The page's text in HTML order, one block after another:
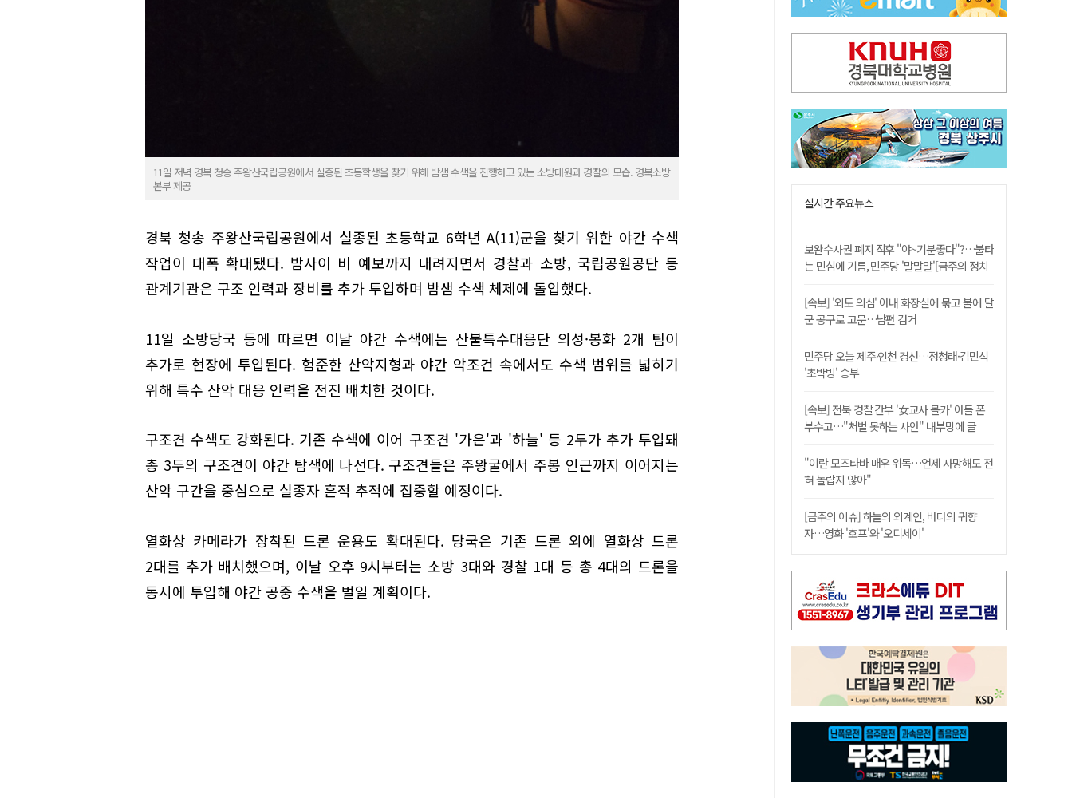
11일 저녁 경북 청송 주왕산국립공원에서 실종된 초등학생을 찾기 위해 밤샘 수색을 진행하고 있는 소방대원과 경찰의 모습. 경북소방
본부 제공
경북 청송 주왕산국립공원에서 실종된 초등학교 6학년 A(11)군을 찾기 위한 야간 수색
작업이 대폭 확대됐다. 밤사이 비 예보까지 내려지면서 경찰과 소방, 국립공원공단 등
관계기관은 구조 인력과 장비를 추가 투입하며 밤샘 수색 체제에 돌입했다.
11일 소방당국 등에 따르면 이날 야간 수색에는 산불특수대응단 의성·봉화 2개 팀이
추가로 현장에 투입된다. 험준한 산악지형과 야간 악조건 속에서도 수색 범위를 넓히기
위해 특수 산악 대응 인력을 전진 배치한 것이다.
구조견 수색도 강화된다. 기존 수색에 이어 구조견 '가은'과 '하늘' 등 2두가 추가 투입돼
총 3두의 구조견이 야간 탐색에 나선다. 구조견들은 주왕굴에서 주봉 인근까지 이어지는
산악 구간을 중심으로 실종자 흔적 추적에 집중할 예정이다.
열화상 카메라가 장착된 드론 운용도 확대된다. 당국은 기존 드론 외에 열화상 드론
2대를 추가 배치했으며, 이날 오후 9시부터는 소방 3대와 경찰 1대 등 총 4대의 드론을
동시에 투입해 야간 공중 수색을 벌일 계획이다.
노태악 출장에 부인 별도 일정 수행 직원도…보고서엔 '공식일정 참석'
실시간 주요뉴스
보완수사권 폐지 직후 "야~기분좋다"?…불타
는 민심에 기름, 민주당 '말말말'[금주의 정치
[속보] '외도 의심' 아내 화장실에 묶고 불에 달
군 공구로 고문…남편 검거
민주당 오늘 제주·인천 경선…정청래·김민석
'초박빙' 승부
[속보] 전북 경찰 간부 '女교사 몰카' 아들 폰
부수고…"처벌 못하는 사안" 내부망에 글
"이란 모즈타바 매우 위독…언제 사망해도 전
혀 놀랍지 않아"
[금주의 이슈] 하늘의 외계인, 바다의 귀향
자…영화 '호프'와 '오디세이'